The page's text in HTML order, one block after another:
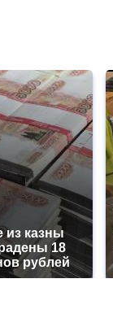
из казны
18
рублей